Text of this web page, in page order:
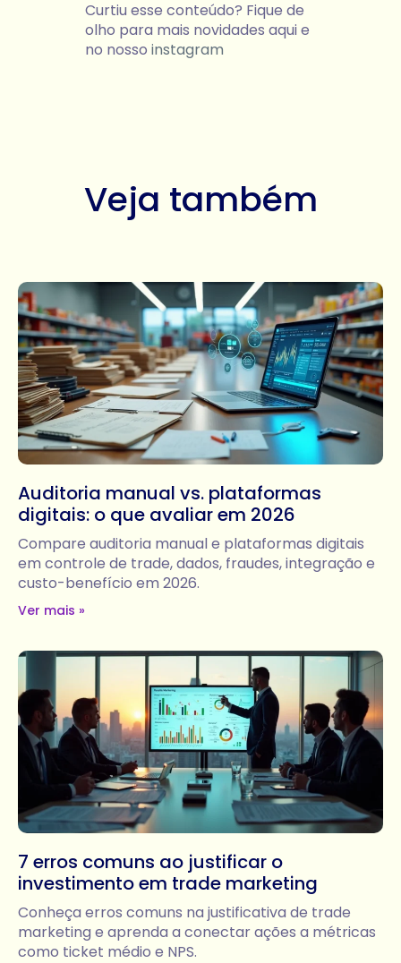
Curtiu esse conteúdo? Fique de
olho para mais novidades aqui e
no nosso instagram
Veja também
Auditoria manual vs. plataformas
digitais: o que avaliar em 2026
Compare auditoria manual e plataformas digitais
em controle de trade, dados, fraudes, integração e
custo-benefício em 2026.
Ver mais »
7 erros comuns ao justificar o
investimento em trade marketing
Conheça erros comuns na justificativa de trade
marketing e aprenda a conectar ações a métricas
como ticket médio e NPS.